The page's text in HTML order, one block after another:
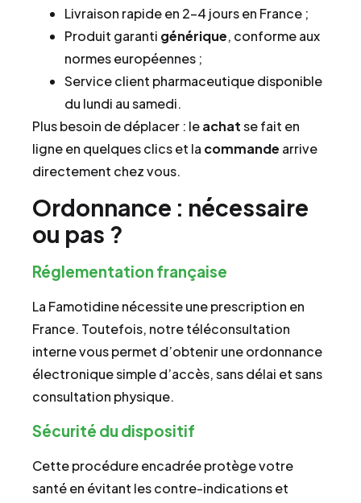
Livraison rapide en 2–4 jours en France ;
Produit garanti générique, conforme aux
normes européennes ;
Service client pharmaceutique disponible
du lundi au samedi.
Plus besoin de déplacer : leachatse fait en
ligne en quelques clics et la commande arrive
directement chez vous.
Ordonnance : nécessaire
ou pas ?
Réglementation française
La Famotidine nécessite une prescription en
France. Toutefois, notre téléconsultation
interne vous permet d’obtenir une ordonnance
électronique simple d’accès, sans délai et sans
consultation physique.
Sécurité du dispositif
Cette procédure encadrée protège votre
santé en évitant les contre-indications et